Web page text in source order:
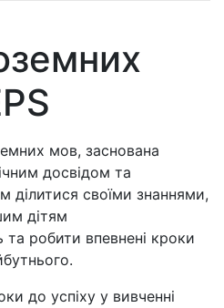
мов, заснована
досвідом та
ділитися своїми знаннями,
дітям
робити впевнені кроки
до успіху у вивченні